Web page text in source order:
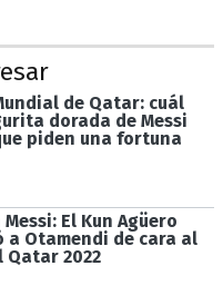
de Qatar: cuál
dorada de Messi
piden una fortuna
El Kun Agüero
a Otamendi de cara al
Qatar 2022